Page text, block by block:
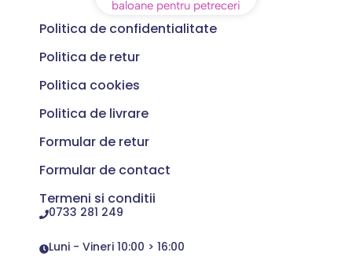
Politica de confidentialitate
Politica de retur
Politica cookies
Politica de livrare
Formular de retur
Formular de contact
Termeni si conditii
0733 281 249
Luni - Vineri 10:00 > 16:00